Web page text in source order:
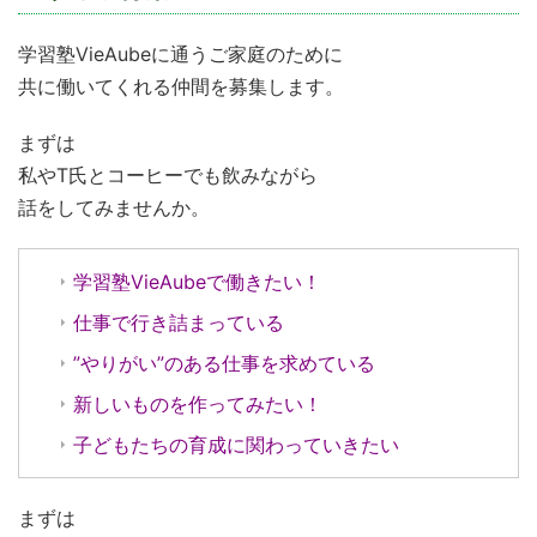
学習塾VieAubeに通うご家庭のために
共に働いてくれる仲間を募集します。
まずは
私やT氏とコーヒーでも飲みながら
話をしてみませんか。
学習塾VieAubeで働きたい！
仕事で行き詰まっている
”やりがい”のある仕事を求めている
新しいものを作ってみたい！
子どもたちの育成に関わっていきたい
まずは